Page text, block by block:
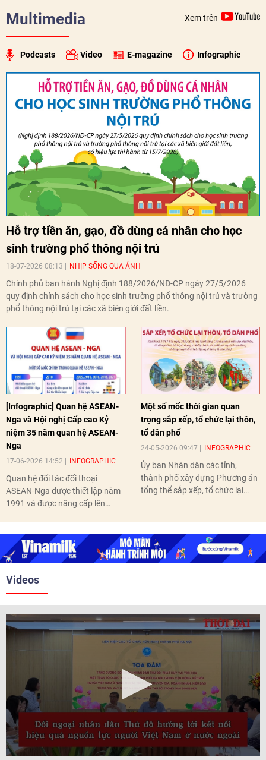
Multimedia Xem trên
Podcasts Video E-magazine Infographic
Hỗ trợ tiền ăn, gạo, đồ dùng cá nhân cho học
sinh trường phổ thông nội trú
18-07-2026 08:13 NHỊP SỐNG QUA ẢNH
Chính phủ ban hành Nghị định 188/2026/NĐ-CP ngày 27/5/2026
quy định chính sách cho học sinh trường phổ thông nội trú và trường
phổ thông nội trú tại các xã biên giới đất liền.
[Infographic] Quan hệ ASEAN-
Nga và Hội nghị Cấp cao Kỷ
niệm 35 năm quan hệ ASEAN-
Nga
17-06-2026 14:52 INFOGRAPHIC
Quan hệ đối tác đối thoại
ASEAN-Nga được thiết lập năm
1991 và được nâng cấp lên
nghị Cấp cao vào các năm 2005,
2010, 2016, 2018, 2021.
Một số mốc thời gian quan
trọng sắp xếp, tổ chức lại thôn,
tổ dân phố
24-05-2026 09:47 INFOGRAPHIC
Ủy ban Nhân dân các tỉnh,
thành phố xây dựng Phương án
tổng thể sắp xếp, tổ chức lại
Videos